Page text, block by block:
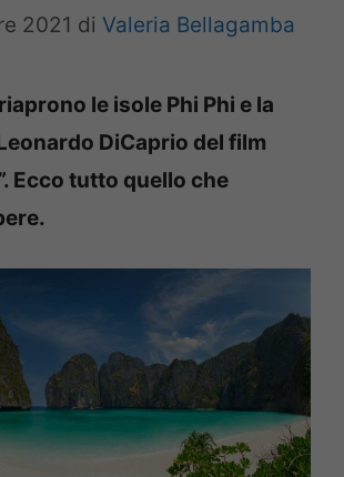
2021 di Valeria Bellagamba
le isole Phi Phi e la
DiCaprio del film
Ecco tutto quello che